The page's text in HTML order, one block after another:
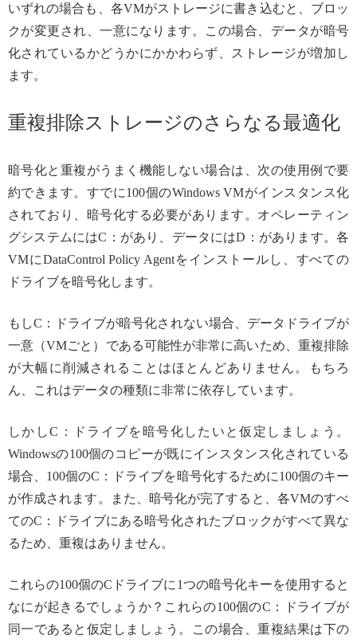
いずれの場合も、各VMがストレージに書き込むと、ブロッ
クが変更され、一意になります。この場合、データが暗号
化されているかどうかにかかわらず、ストレージが増加し
ます。
重複排除ストレージのさらなる最適化
暗号化と重複がうまく機能しない場合は、次の使用例で要
約できます。すでに100個のWindows VMがインスタンス化
されており、暗号化する必要があります。オペレーティン
グシステムにはC：があり、データにはD：があります。各
VMにDataControl Policy Agentをインストールし、すべての
ドライブを暗号化します。
もしC：ドライブが暗号化されない場合、データドライブが
一意（VMごと）である可能性が非常に高いため、重複排除
が大幅に削減されることはほとんどありません。もちろ
ん、これはデータの種類に非常に依存しています。
しかしC：ドライブを暗号化したいと仮定しましょう。
Windowsの100個のコピーが既にインスタンス化されている
場合、100個のC：ドライブを暗号化するために100個のキー
が作成されます。また、暗号化が完了すると、各VMのすべ
てのC：ドライブにある暗号化されたブロックがすべて異な
るため、重複はありません。
これらの100個のCドライブに1つの暗号化キーを使用すると
なにが起きるでしょうか？これらの100個のC：ドライブが
同一であると仮定しましょう。この場合、重複結果は下の